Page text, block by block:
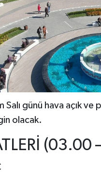
Salı günü hava açık
olacak.
(03.00